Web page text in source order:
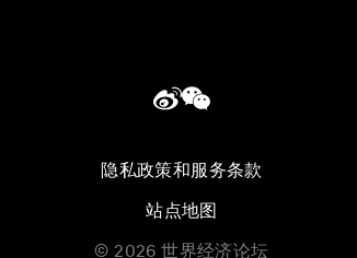
隐私政策和服务条款
站点地图
© 2026 世界经济论坛